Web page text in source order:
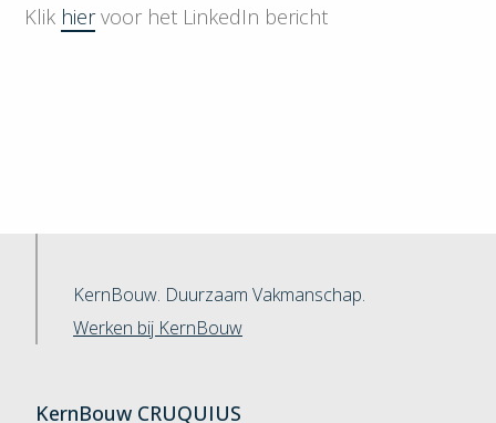
Klik hiervoor het LinkedIn bericht
KernBouw. Duurzaam Vakmanschap.
Werken bij KernBouw
KernBouw CRUQUIUS